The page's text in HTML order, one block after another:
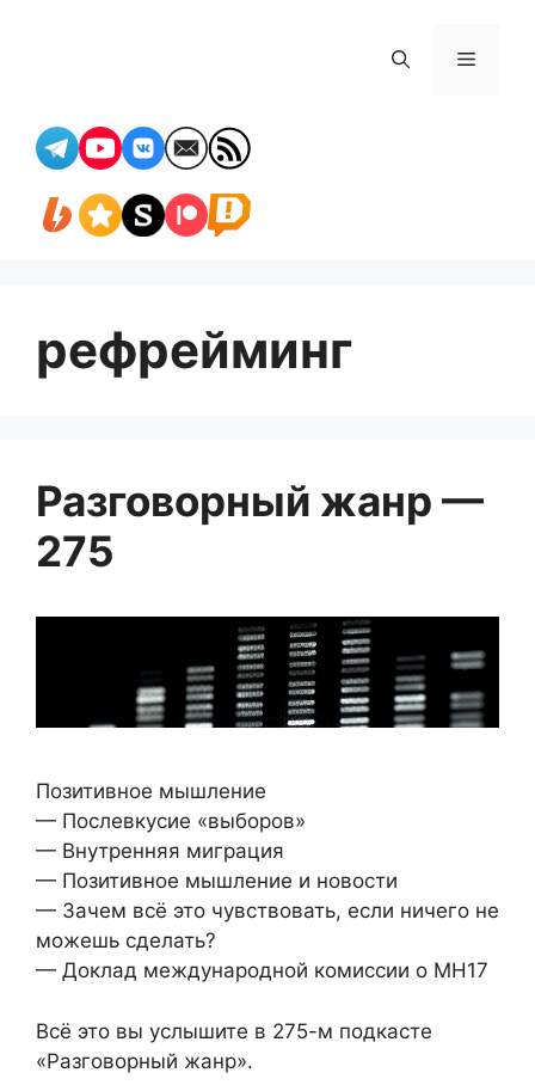
Меню
рефрейминг
Разговорный жанр —
275
Позитивное мышление
— Послевкусие «выборов»
— Внутренняя миграция
— Позитивное мышление и новости
— Зачем всё это чувствовать, если ничего не
можешь сделать?
— Доклад международной комиссии о MH17
Всё это вы услышите в 275-м подкасте
«Разговорный жанр».